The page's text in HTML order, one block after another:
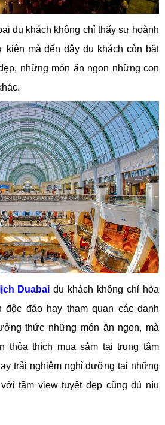
du khách không chỉ thấy sự hoành
kiện mà đến đây du khách còn bắt
những món ăn ngon những con
Duabai du khách không chỉ hòa
độc đáo hay tham quan các danh
thức những món ăn ngon, mà
thỏa thích mua sắm tại trung tâm
trải nghiệm nghỉ dưỡng tại những
tầm view tuyệt đẹp cũng đủ níu